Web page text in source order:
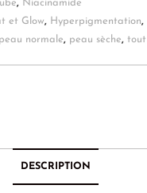
, Niacinamide
et Glow, Hyperpigmentation,
peau normale, peau sèche,
DESCRIPTION